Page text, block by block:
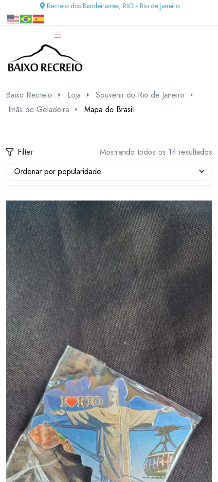
Recreio dos Bandeirantes, RIO - Rio de Janeiro
Baixo Recreio Loja
Souvenir do Rio de Janeiro
Imãs de Geladeira
Mapa do Brasil
Filter
Mostrando todos os 14 resultados
Ordenar por popularidade